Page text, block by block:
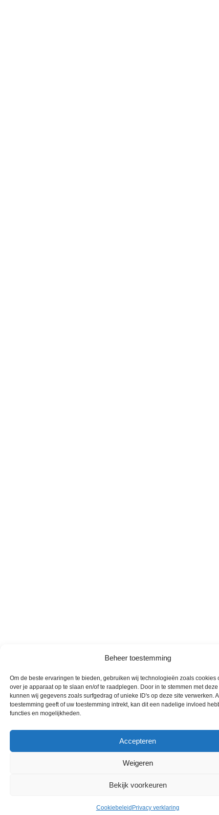
Beheer toestemming
Om de beste ervaringen te bieden, gebruiken wij technologieën zoals cookies
over je apparaat op te slaan en/of te raadplegen. Door in te stemmen met
kunnen wij gegevens zoals surfgedrag of unieke ID's op deze site verwerken.
toestemming geeft of uw toestemming intrekt, kan dit een nadelige invloed
functies en mogelijkheden.
Accepteren
Weigeren
Bekijk voorkeuren
Cookiebeleid Privacy verklaring